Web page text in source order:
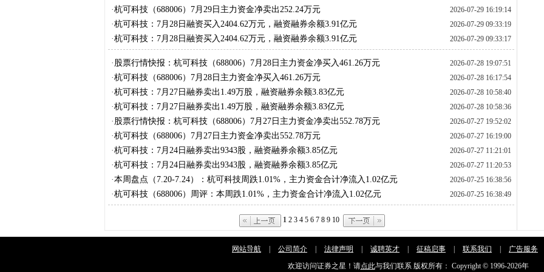
·杭可科技（688006）7月29日主力资金净卖出252.24万元 2026-07-29 16:19:14
·杭可科技：7月28日融资买入2404.62万元，融资融券余额3.91亿元 2026-07-29 09:33:19
·杭可科技：7月28日融资买入2404.62万元，融资融券余额3.91亿元 2026-07-29 09:33:17
· 股票行情快报：杭可科技（688006）7月28日主力资金净买入461.26万元 2026-07-28 19:07:51
·杭可科技（688006）7月28日主力资金净买入461.26万元 2026-07-28 16:17:54
·杭可科技：7月27日融券卖出1.49万股，融资融券余额3.83亿元 2026-07-28 10:58:40
·杭可科技：7月27日融券卖出1.49万股，融资融券余额3.83亿元 2026-07-28 10:58:36
· 股票行情快报：杭可科技（688006）7月27日主力资金净卖出552.78万元 2026-07-27 19:52:02
·杭可科技（688006）7月27日主力资金净卖出552.78万元 2026-07-27 16:19:00
·杭可科技：7月24日融券卖出9343股，融资融券余额3.85亿元 2026-07-27 11:21:01
·杭可科技：7月24日融券卖出9343股，融资融券余额3.85亿元 2026-07-27 11:20:53
·本周盘点（7.20-7.24）：杭可科技周跌1.01%，主力资金合计净流入1.02亿元 2026-07-25 16:38:56
·杭可科技（688006）周评：本周跌1.01%，主力资金合计净流入1.02亿元 2026-07-25 16:38:49
1 2 3 4 5 6 7 8 9 10
网站导航 公司简介 法律声明 诚聘英才 征稿启事 联系我们 广告服务
欢迎访问证券之星！请点此与我们联系 版权所有： Copyright © 1996-2026年